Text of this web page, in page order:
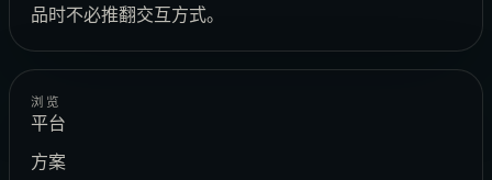
品时不必推翻交互方式。
浏览
平台
方案